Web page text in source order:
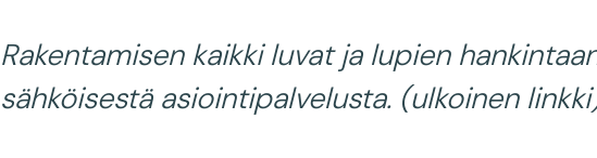
Rakentamisen kaikki luvat ja lupien
sähköisestä asiointipalvelusta. (ulkoinen